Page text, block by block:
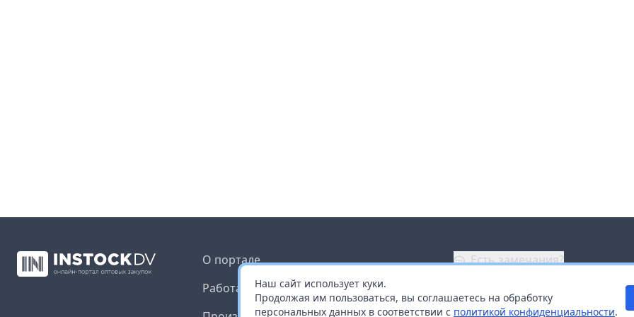
Наш сайт использует куки.
Продолжая им пользоваться, вы соглашаетесь на обработку
персональных данных в соответствии с политикой конфиденциальности.
О портале
Работа с платформой
Есть замечания?